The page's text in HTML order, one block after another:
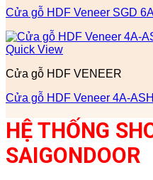
Cửa gỗ HDF Veneer SGD
Quick View
Cửa gỗ HDF VENEER
Cửa gỗ HDF Veneer 4A-ASH
HỆ THỐNG
SAIGONDOOR